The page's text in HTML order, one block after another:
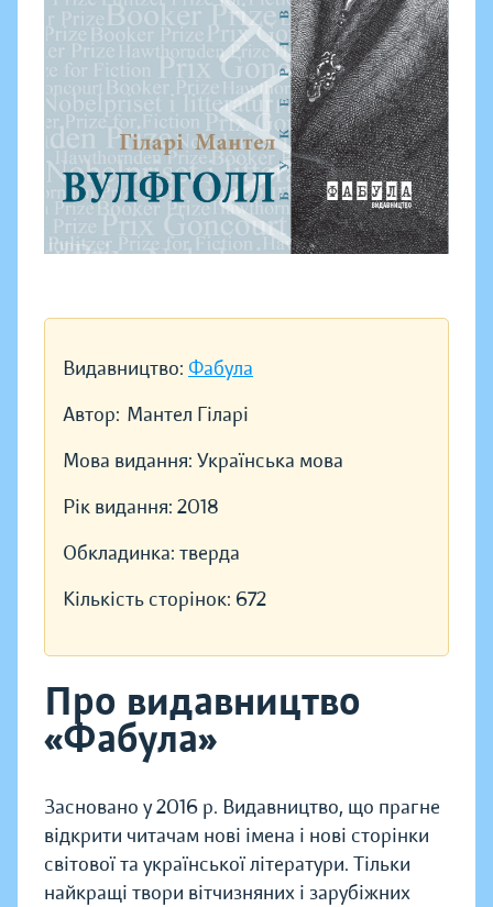
Видавництво: Фабула
Автор: Мантел Гіларі
Мова видання: Українська мова
Рік видання: 2018
Обкладинка: тверда
Кількість сторінок: 672
Про видавництво
«Фабула»
Засновано у 2016 р. Видавництво, що прагне
відкрити читачам нові імена і нові сторінки
світової та української літератури. Тільки
найкращі твори вітчизняних і зарубіжних